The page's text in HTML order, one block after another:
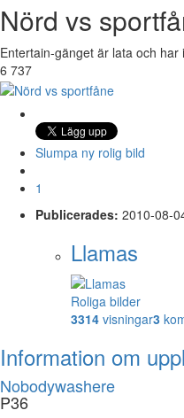
Nörd vs
Entertain-gänget är lata och
6 737
Slumpa ny rolig bild
1
Publicerades: 2010-08-
Llamas
Roliga bilder
3314 visningar3
Information om
Nobodywashere
P36